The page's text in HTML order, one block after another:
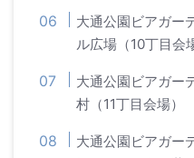
大通公園ビアガ
ル広場（10丁目会
大通公園ビアガ
村（11丁目会場）
大通公園ビアガー